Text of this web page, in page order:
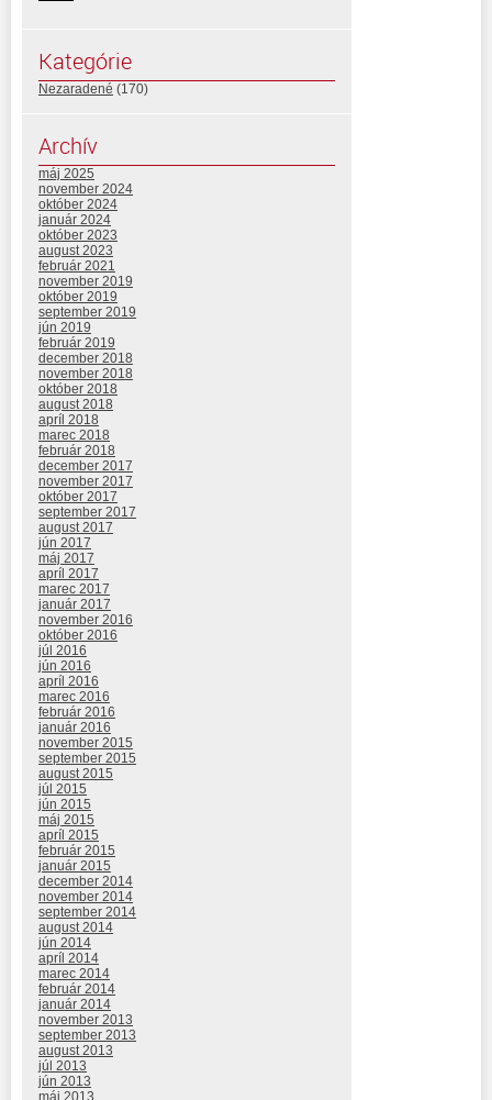
Kategórie
Nezaradené (170)
Archív
máj 2025
november 2024
október 2024
január 2024
október 2023
august 2023
február 2021
november 2019
október 2019
september 2019
jún 2019
február 2019
december 2018
november 2018
október 2018
august 2018
apríl 2018
marec 2018
február 2018
december 2017
november 2017
október 2017
september 2017
august 2017
jún 2017
máj 2017
apríl 2017
marec 2017
január 2017
november 2016
október 2016
júl 2016
jún 2016
apríl 2016
marec 2016
február 2016
január 2016
november 2015
september 2015
august 2015
júl 2015
jún 2015
máj 2015
apríl 2015
február 2015
január 2015
december 2014
november 2014
september 2014
august 2014
jún 2014
apríl 2014
marec 2014
február 2014
január 2014
november 2013
september 2013
august 2013
júl 2013
jún 2013